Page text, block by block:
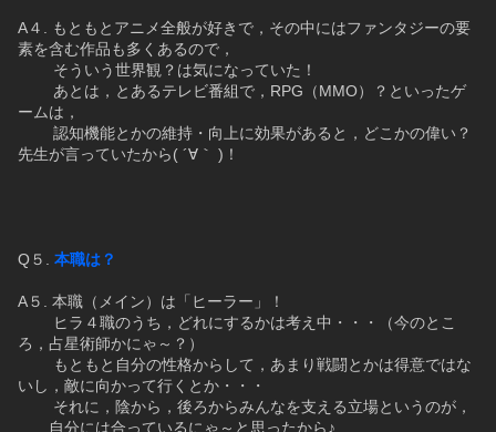
A４. もともとアニメ全般が好きで，その中にはファンタジーの要
素を含む作品も多くあるので，
そういう世界観？は気になっていた！
あとは，とあるテレビ番組で，RPG（MMO）？といったゲ
ームは，
認知機能とかの維持・向上に効果があると，どこかの偉い？
先生が言っていたから( ´∀｀ )！
Q５. 本職は？
A５. 本職（メイン）は「ヒーラー」！
ヒラ４職のうち，どれにするかは考え中・・・（今のとこ
ろ，占星術師かにゃ～？）
もともと自分の性格からして，あまり戦闘とかは得意ではな
いし，敵に向かって行くとか・・・
それに，陰から，後ろからみんなを支える立場というのが，
       自分には合っているにゃ～と思ったから♪